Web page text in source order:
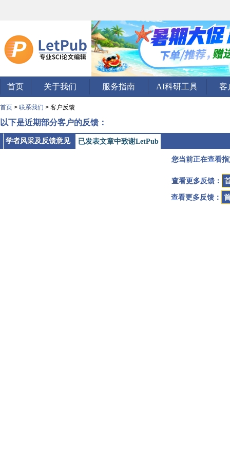
首页 关于我们 服务指南 AI科研工具 客
首页 > 联系我们 > 客户反馈
以下是近期部分客户的反馈：
学者风采及反馈意见 已发表文章中致谢LetPub
您当前正在查看
查看更多反馈：
查看更多反馈：